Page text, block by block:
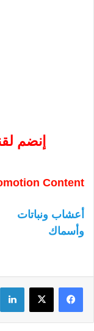
إنضم
Content
أعشاب ونباتات
وأسماك